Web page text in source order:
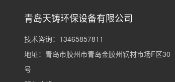
青岛天铸环保设备有限公司
技术咨询：13465857811
地址：青岛市胶州市青岛金胶州钢材市场F区30
号